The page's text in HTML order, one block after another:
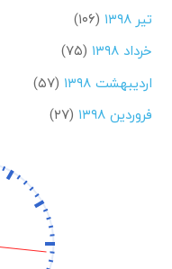
تیر ۱۳۹۸
(۱۰۶)
خرداد ۱۳۹۸
(۷۵)
اردیبهشت ۱۳۹۸
(۵۷)
فروردین ۱۳۹۸
(۲۷)